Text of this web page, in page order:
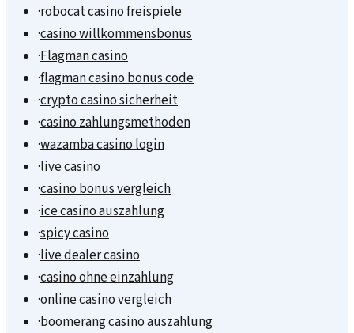
·robocat casino freispiele
·casino willkommensbonus
·Flagman casino
·flagman casino bonus code
·crypto casino sicherheit
·casino zahlungsmethoden
·wazamba casino login
·live casino
·casino bonus vergleich
·ice casino auszahlung
·spicy casino
·live dealer casino
·casino ohne einzahlung
·online casino vergleich
·boomerang casino auszahlung